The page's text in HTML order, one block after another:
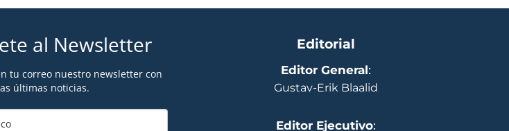
al Newsletter
tu correo nuestro newsletter con
últimas noticias.
Editorial
Editor General:
Gustav-Erik Blaalid
Editor Ejecutivo: